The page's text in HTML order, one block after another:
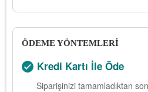
ÖDEME YÖNTEMLERİ
Kredi Kartı İle Öde
Siparişinizi tamamladıktan